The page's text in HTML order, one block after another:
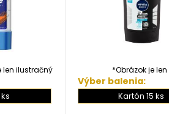
len ilustračný *Obrázok je
Výber balenia:
Kartón 15 ks